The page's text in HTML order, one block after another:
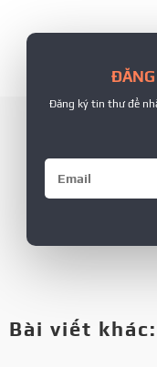
Đăng ký tin thư để
Bài viết khác: